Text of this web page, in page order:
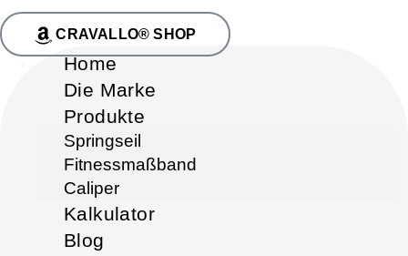
CRAVALLO® SHOP
Home
Die Marke
Produkte
Springseil
Fitnessmaßband
Caliper
Kalkulator
Blog